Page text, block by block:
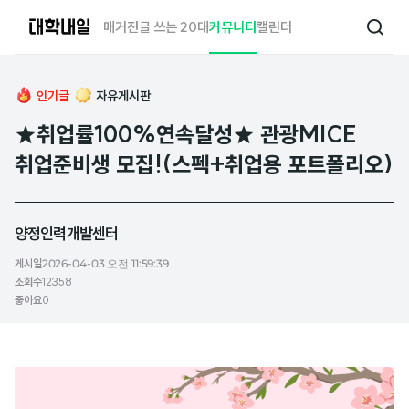
매거진글 쓰는 20대커뮤니티캘린더
검
인기글 자유게시판
★취업률100%연속달성★ 관광MICE
취업준비생 모집!(스펙+취업용 포트폴리오)
양정인력개발센터
게시일2026-04-03 오전 11:59:39
조회수12358
좋아요0